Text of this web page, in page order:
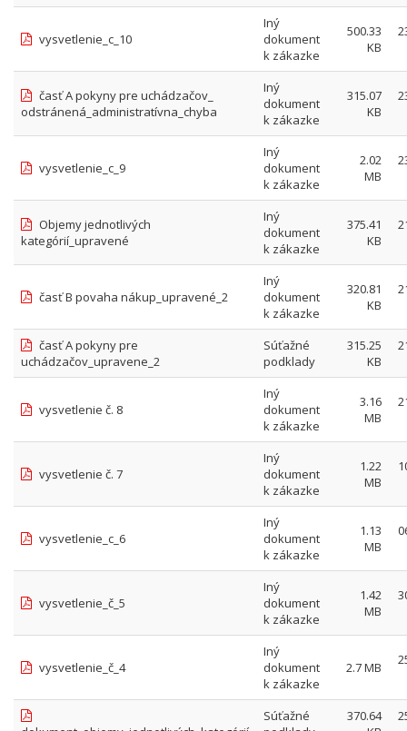
vysvetlenie_c_10
Iný
dokument
k zákazke
500.33
KB
časť A pokyny pre uchádzačov_
odstránená_administratívna_chyba
Iný
dokument
k zákazke
315.07
KB
vysvetlenie_c_9
Iný
dokument
k zákazke
2.02
MB
Objemy jednotlivých
kategórií_upravené
Iný
dokument
k zákazke
375.41
KB
časť B povaha nákup_upravené_2
Iný
dokument
k zákazke
320.81
KB
časť A pokyny pre
uchádzačov_upravene_2
Súťažné
podklady
315.25
KB
vysvetlenie č. 8
Iný
dokument
k zákazke
3.16
MB
vysvetlenie č. 7
Iný
dokument
k zákazke
1.22
MB
vysvetlenie_c_6
Iný
dokument
k zákazke
1.13
MB
vysvetlenie_č_5
Iný
dokument
k zákazke
1.42
MB
vysvetlenie_č_4
Iný
dokument
k zákazke
2.7 MB
Súťažné
370.64